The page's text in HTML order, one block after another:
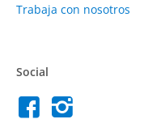
Trabaja con nosotros
Social